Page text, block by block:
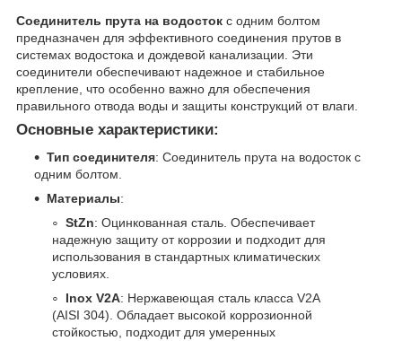
Соединитель прута на водосток с одним болтом
предназначен для эффективного соединения прутов в
системах водостока и дождевой канализации. Эти
соединители обеспечивают надежное и стабильное
крепление, что особенно важно для обеспечения
правильного отвода воды и защиты конструкций от влаги.
Основные характеристики:
Тип соединителя: Соединитель прута на водосток с
одним болтом.
Материалы:
StZn: Оцинкованная сталь. Обеспечивает
надежную защиту от коррозии и подходит для
использования в стандартных климатических
условиях.
Inox V2A: Нержавеющая сталь класса V2A
(AISI 304). Обладает высокой коррозионной
стойкостью, подходит для умеренных